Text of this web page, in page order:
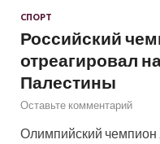
СПОРТ
Российский
отреагировал
Палестины
Оставьте комментарий
Олимпийский